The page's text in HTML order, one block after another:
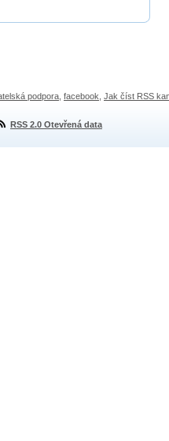
podpora facebook Jak číst RSS
RSS 2.0 Otevřená data